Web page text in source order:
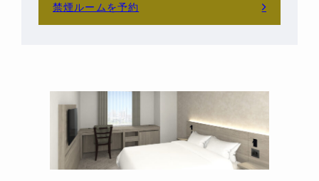
禁煙ルームを予約